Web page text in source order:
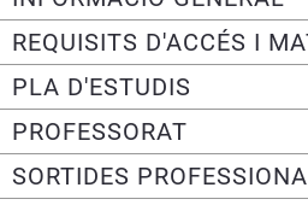
REQUISITS D'ACCÉS I
PLA D'ESTUDIS
PROFESSORAT
SORTIDES